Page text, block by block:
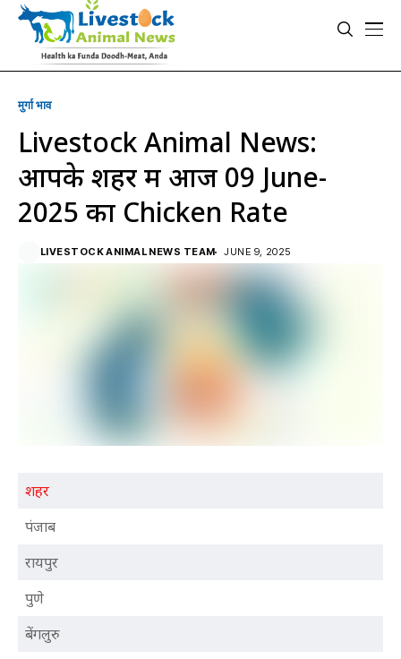
मुर्गा भाव
Livestock Animal News:
आपके शहर में आज 09 June-
2025 का Chicken Rate
LIVESTOCK ANIMAL NEWS TEAM JUNE 9, 2025
शहर
पंजाब
रायपुर
पुणे
बेंगलुरु